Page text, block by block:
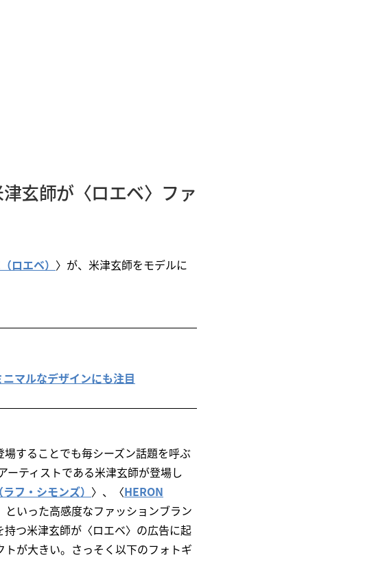
玄師が〈ロエベ〉ファ
ロエベ） 〉が、米津玄師をモデルに
マルなデザインにも注目
することでも毎シーズン話題を呼ぶ
ーティストである米津玄師が登場し
フ・シモンズ） 〉、〈HERON
いった高感度なファッションブラン
つ米津玄師が〈ロエベ〉の広告に起
が大きい。さっそく以下のフォトギ